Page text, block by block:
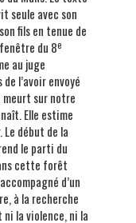
seule avec son
fils en tenue de
du 8e
au juge
l’avoir envoyé
sur notre
Elle estime
début de la
le parti du
cette forêt
d’un
à la recherche
ni la violence, ni la